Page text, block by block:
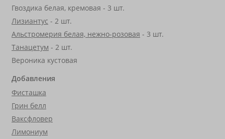
Гвоздика белая, кремовая - 3 шт.
Лизиантус - 2 шт.
Альстромерия белая, нежно-розовая - 3 шт.
Танацетум - 2 шт.
Вероника кустовая
Добавления
Фисташка
Грин белл
Ваксфловер
Лимониум